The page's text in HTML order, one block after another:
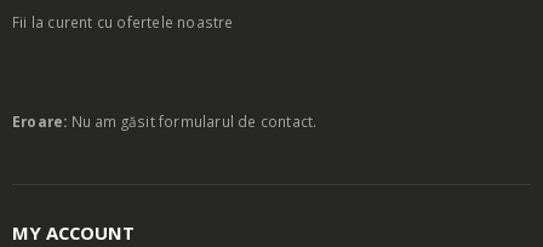
Fii la curent cu ofertele noastre
Eroare: Nu am găsit formularul de contact.
MY ACCOUNT